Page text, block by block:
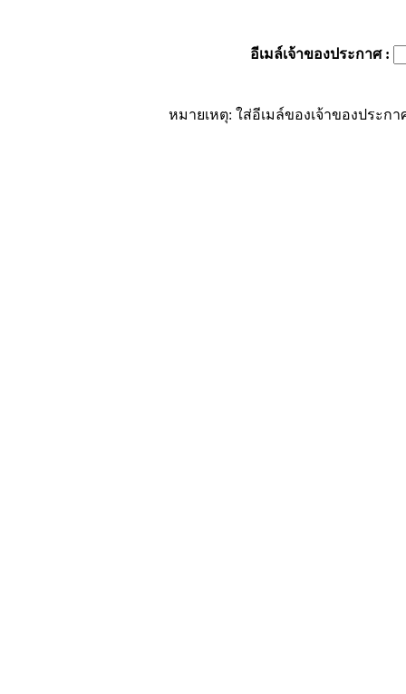
อีเมล์เจ้าของประกาศ:
หมายเหตุ: ใส่อีเมล์ของเจ้าของประก